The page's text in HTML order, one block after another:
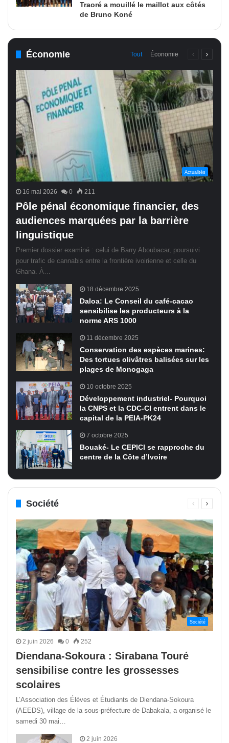
Traoré a mouillé le maillot aux côtés
de Bruno Koné
Économie Tout Économie
PagePage
Actualités
16 mai 2026 0 211
Pôle pénal économique financier, des
audiences marquées par la barrière
linguistique
Premier dossier examiné : celui de Barry Aboubacar, poursuivi
pour trafic de cannabis entre la frontière ivoirienne et celle du
Ghana. À…
18 décembre 2025
Daloa: Le Conseil du café-cacao
sensibilise les producteurs à la
norme ARS 1000
11 décembre 2025
Conservation des espèces marines:
Des tortues olivâtres balisées sur les
plages de Monogaga
10 octobre 2025
Développement industriel- Pourquoi
la CNPS et la CDC-CI entrent dans le
capital de la PEIA-PK24
7 octobre 2025
Bouaké- Le CEPICI se rapproche du
centre de la Côte d’Ivoire
Société
PagePage
Société
2 juin 2026 0 252
Diendana-Sokoura : Sirabana Touré
sensibilise contre les grossesses
scolaires
L’Association des Élèves et Étudiants de Diendana-Sokoura
(AEEDS), village de la sous-préfecture de Dabakala, a organisé le
samedi 30 mai…
2 juin 2026